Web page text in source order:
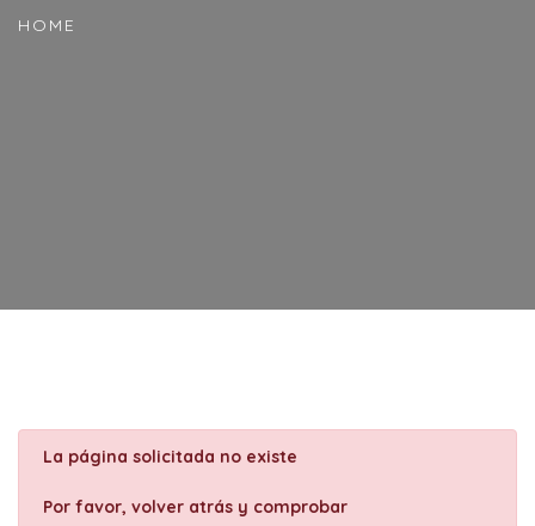
HOME
La página solicitada no existe
Por favor, volver atrás y comprobar